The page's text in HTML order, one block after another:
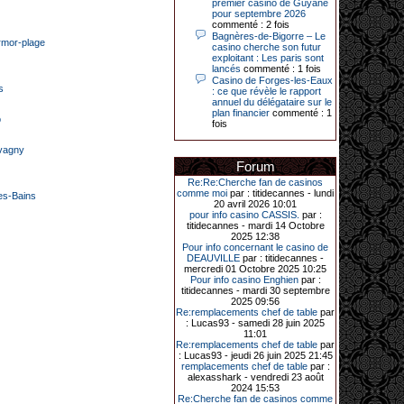
plage
Bains
Le plus gros gain gagné depuis plus
de 20 ans dans l’établissement.
31-03-2026|
Série de jackpots au casino JOA de
Gujan-Mestras : ce mois de mars a
été fructueux pour quelques
joueurs. D’abord avec 44 207 euros
une machine à sous pour une mise
jours plus tard, le vendredi 27 mars,
un joueur a décroché 12 086 euros
sur une autre machine à sous.
Enfin, troisième et dernier jackpot,
record cette fois-ci, le samedi 28
mars dernier. Quelque 111 322
euros ont été remportés sur la table
d’Ultimate Texas Hold’em Poker,
grâce à une mise de 5 euros sur la
case bonus et une quinte flush
royale. Ces gains ont été annoncés
dans un communiqué diffusé par le
casino ce lundi 30 mars en soirée.
11-01-2026|
Dimanche 11 janvier, en soirée, une
cliente retraitée de 78 ans, habitant
Trémuson, a eu l’énorme surprise
premier casino de Guyane
pour septembre 2026
commenté : 2 fois
Bagnères-de-Bigorre – Le
casino cherche son futur
exploitant : Les paris sont
lancés commenté : 1 fois
Casino de Forges-les-Eaux
: ce que révèle le rapport
annuel du délégataire sur le
plan financier commenté : 1
fois
Forum
Re:Re:Cherche fan de casinos
comme moi par : titidecannes - lundi
20 avril 2026 10:01
pour info casino CASSIS. par :
titidecannes - mardi 14 Octobre
2025 12:38
Pour info concernant le casino de
DEAUVILLE par : titidecannes -
mercredi 01 Octobre 2025 10:25
Pour info casino Enghienpar :
titidecannes - mardi 30 septembre
2025 09:56
Re:remplacements chef de table par
: Lucas93 - samedi 28 juin 2025
11:01
Re:remplacements chef de table par
: Lucas93 - jeudi 26 juin 2025 21:45
remplacements chef de tablepar :
alexasshark - vendredi 23 août
2024 15:53
Re:Cherche fan de casinos comme